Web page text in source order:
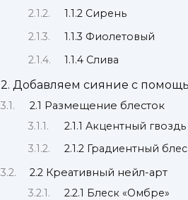
1.1.2 Сирень
1.1.3 Фиолетовый
1.1.4 Слива
2. Добавляем сияние с
2.1 Размещение блесток
2.1.1 Акцентный гвоздь
2.1.2 Градиентный
2.2 Креативный нейл-арт
2.2.1 Блеск «Омбре»